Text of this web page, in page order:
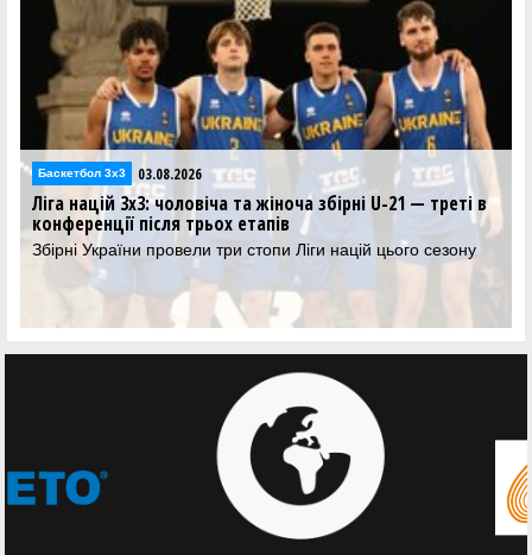
Баскетбол 3х3 03.08.2026
Ліга націй 3х3: чоловіча та жіноча збірні U-21 — треті в
конференції після трьох етапів
Збірні України провели три стопи Ліги націй цього сезону